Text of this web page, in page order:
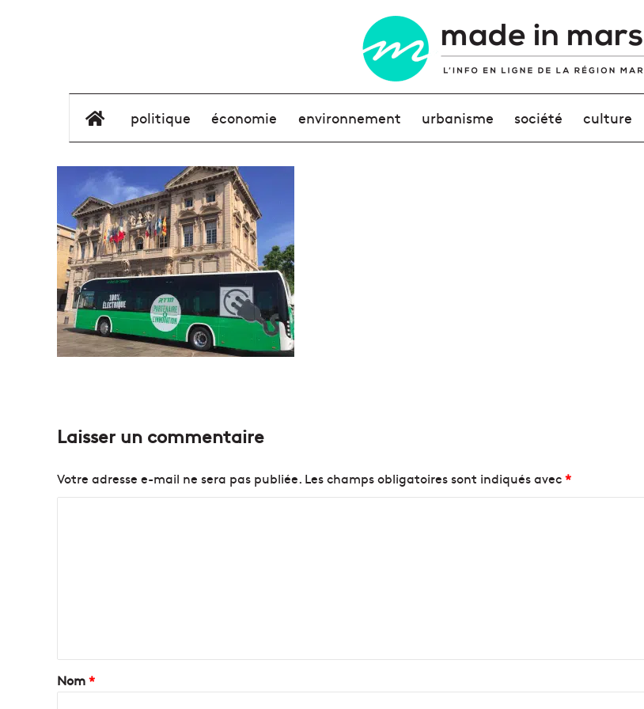
élément de menu
politique économie environnement urbanisme société culture
Laisser un commentaire
Votre adresse e-mail ne sera pas publiée. Les champs obligatoires sont indiqués avec*
a
Nom*